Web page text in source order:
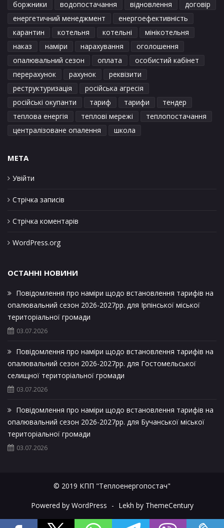
боржники
водопостачання відновлення
договір
енергетичний менеджмент
енергоефективність
карантин
котельня котельні
мінікотельня
наказ
наміри нарахування
оголошення
опалювальний сезон
оплата
особистий кабінет
перерахунок
рахунок
реквізити
реструктуризація
російська агресія
російські окупанти
тариф тарифи
тендер
теплова енергія
теплові мережі
теплопостачання
централізоване опалення
школа
META
Увійти
Стрічка записів
Стрічка коментарів
WordPress.org
ОСТАННІ НОВИНИ
Повідомлення про наміри щодо встановлення тарифів на
опалювальний сезон 2026-2027рр. для Ірпінської міської
територіальної громади
03.07.2026
Повідомлення про наміри щодо встановлення тарифів на
опалювальний сезон 2026-2027рр. для Гостомельської
селищної територіальної громади
03.07.2026
Повідомлення про наміри щодо встановлення тарифів на
опалювальний сезон 2026-2027рр. для Бучанської міської
територіальної громади
03.07.2026
© 2019 КПП "Теплоенергопостач"
Powered by WordPress - Lekh by ThemeCentury